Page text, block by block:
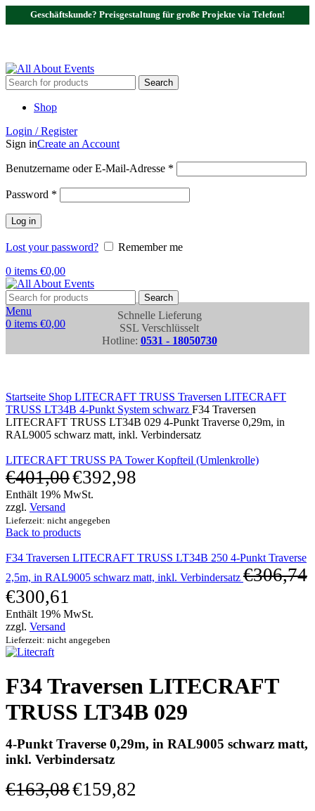
Geschäftskunde? Preisgestaltung für große Projekte via Telefon!
Search
Shop
Login / Register
Sign inCreate an Account
Benutzername oder E-Mail-Adresse *
Password *
Log in
Lost your password?
Remember me
0 items €0,00
Search
Menu
0 items €0,00
Schnelle Lieferung
SSL Verschlüsselt
Hotline: 0531 - 18050730
Startseite Shop LITECRAFT TRUSS Traversen LITECRAFT
TRUSS LT34B 4-Punkt System schwarz F34 Traversen
LITECRAFT TRUSS LT34B 029 4-Punkt Traverse 0,29m, in
RAL9005 schwarz matt, inkl. Verbindersatz
LITECRAFT TRUSS PA Tower Kopfteil (Umlenkrolle)
€401,00€392,98
Enthält 19% MwSt.
zzgl. Versand
Lieferzeit: nicht angegeben
Back to products
F34 Traversen LITECRAFT TRUSS LT34B 250 4-Punkt Traverse
2,5m, in RAL9005 schwarz matt, inkl. Verbindersatz €306,74
€300,61
Enthält 19% MwSt.
zzgl. Versand
Lieferzeit: nicht angegeben
F34 Traversen LITECRAFT
TRUSS LT34B 029
4-Punkt Traverse 0,29m, in RAL9005 schwarz matt,
inkl. Verbindersatz
€163,08€159,82